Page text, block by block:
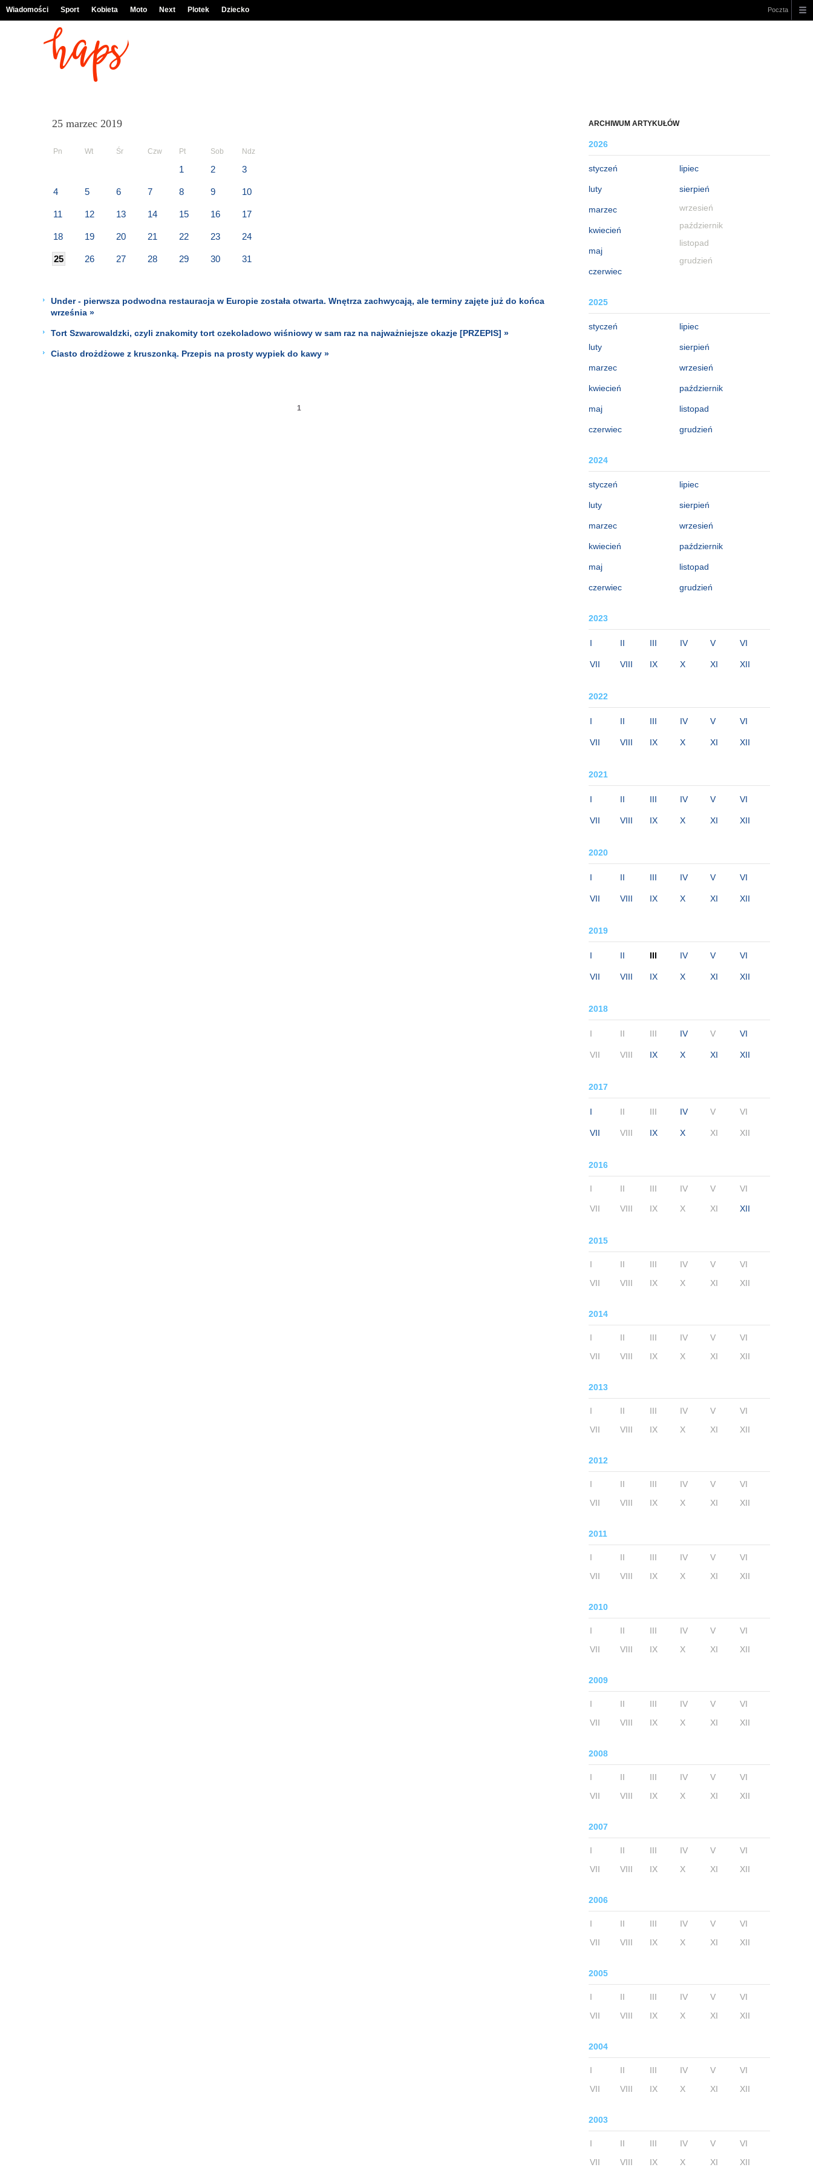
Wiadomości Sport Kobieta Moto Next Plotek Dziecko Poczta
ARCHIWUM ARTYKUŁÓW
2026
styczeń
luty
marzec
kwiecień
maj
czerwiec
lipiec
sierpień
wrzesień
październik
listopad
grudzień
2025
styczeń
luty
marzec
kwiecień
maj
czerwiec
lipiec
sierpień
wrzesień
październik
listopad
grudzień
2024
styczeń
luty
marzec
kwiecień
maj
czerwiec
lipiec
sierpień
wrzesień
październik
listopad
grudzień
2023
I II III IV V VI
VII VIII IX X XI XII
2022
I II III IV V VI
VII VIII IX X XI XII
2021
I II III IV V VI
VII VIII IX X XI XII
2020
I II III IV V VI
VII VIII IX X XI XII
2019
I II III IV V VI
VII VIII IX X XI XII
2018
I II III IV V VI
VII VIII IX X XI XII
2017
I II III IV V VI
VII VIII IX X XI XII
2016
I II III IV V VI
VII VIII IX X XI XII
2015
I II III IV V
VI
VII
VIII IX X XI XII
2014
I II III IV V
VI
VII
VIII IX X XI XII
2013
I II III IV V
VI
VII
VIII IX X XI XII
2012
I II III IV V
VI
VII
VIII IX X XI XII
2011
I II III IV V
VI
VII
VIII IX X XI XII
2010
I II III IV V
VI
VII
VIII IX X XI XII
2009
I II III IV V
VI
VII
VIII IX X XI XII
2008
I II III IV V
VI
VII
VIII IX X XI XII
2007
I II III IV V
VI
VII
VIII IX X XI XII
2006
I II III IV V
VI
VII
VIII IX X XI XII
2005
I II III IV V
VI
VII
VIII IX X XI XII
2004
I II III IV V
VI
VII
VIII IX X XI XII
2003
I II III IV V
VI
VII
VIII IX X XI XII
25 marzec 2019
Pn Wt Śr Czw Pt Sob Ndz
1 2 3
4 5 6 7 8 9 10
11 12 13 14 15 16 17
18 19 20 21 22 23 24
25 26 27 28 29 30 31
Under - pierwsza podwodna restauracja w Europie została otwarta. Wnętrza zachwycają, ale terminy zajęte już do końca
września »
Tort Szwarcwaldzki, czyli znakomity tort czekoladowo wiśniowy w sam raz na najważniejsze okazje [PRZEPIS] »
Ciasto drożdżowe z kruszonką. Przepis na prosty wypiek do kawy »
1